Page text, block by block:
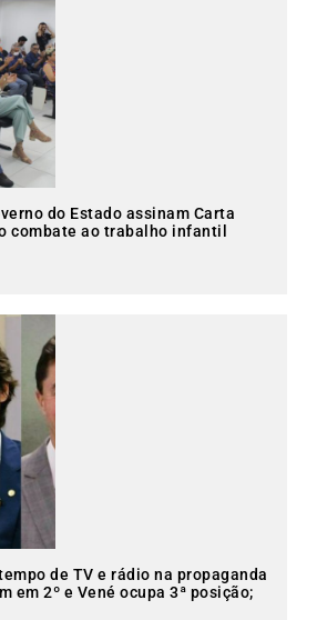
do Estado assinam Carta
combate ao trabalho infantil
de TV e rádio na propaganda
em 2º e Vené ocupa 3ª posição;